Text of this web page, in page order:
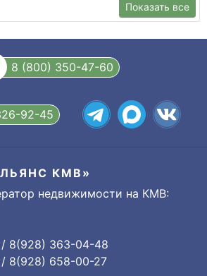
Показать все
8 (800) 350-47-60
92-45
КМВ»
недвижимости на КМВ:
8(928) 363-04-48
8(928) 658-00-27